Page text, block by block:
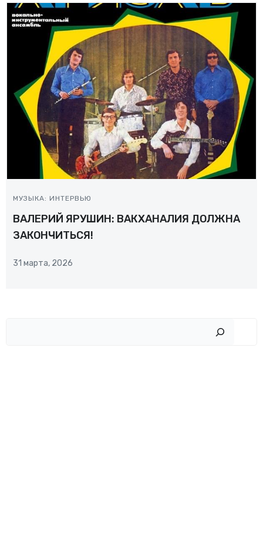
МУЗЫКА: ИНТЕРВЬЮ
ВАЛЕРИЙ ЯРУШИН: ВАКХАНАЛИЯ ДОЛЖНА
ЗАКОНЧИТЬСЯ!
31 марта, 2026